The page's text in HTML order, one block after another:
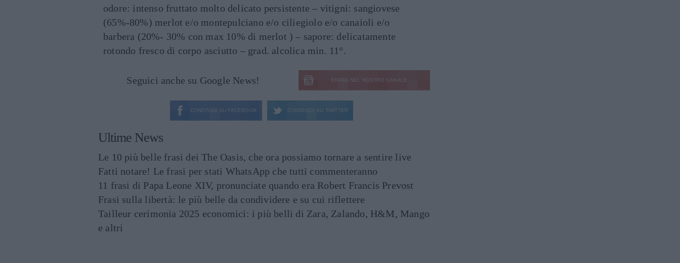
odore: intenso fruttato molto delicato persistente – vitigni: sangiovese
(65%-80%) merlot e/o montepulciano e/o ciliegiolo e/o canaioli e/o
barbera (20%- 30% con max 10% di merlot ) – sapore: delicatamente
rotondo fresco di corpo asciutto – grad. alcolica min. 11°.
Seguici anche su Google News! ENTRA NEL NOSTRO CANALE
CONDIVIDI SU FACEBOOK CONDIVIDI SU TWITTER
Ultime News
Le 10 più belle frasi dei The Oasis, che ora possiamo tornare a sentire live
Fatti notare! Le frasi per stati WhatsApp che tutti commenteranno
11 frasi di Papa Leone XIV, pronunciate quando era Robert Francis Prevost
Frasi sulla libertà: le più belle da condividere e su cui riflettere
Tailleur cerimonia 2025 economici: i più belli di Zara, Zalando, H&M, Mango
e altri